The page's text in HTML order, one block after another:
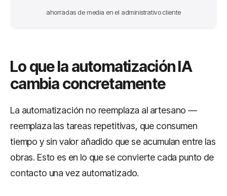
ahorradas de media en el administrativo cliente
Lo que la automatización IA
cambia concretamente
La automatización no reemplaza al artesano —
reemplaza las tareas repetitivas, que consumen
tiempo y sin valor añadido que se acumulan entre las
obras. Esto es en lo que se convierte cada punto de
contacto una vez automatizado.